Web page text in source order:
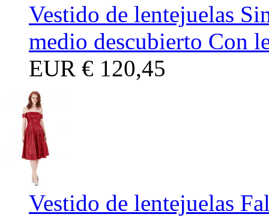
Vestido de lentejuelas
medio descubierto Con
EUR € 120,45
Vestido de lentejuelas